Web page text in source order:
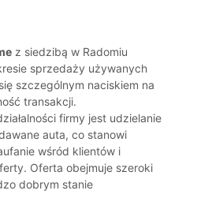
z siedzibą w Radomiu
sprzedaży używanych
szczególnym naciskiem na
transakcji.
firmy jest udzielanie
auta, co stanowi
wśród klientów i
Oferta obejmuje szeroki
dobrym stanie